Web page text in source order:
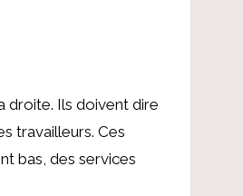
droite. Ils doivent dire
travailleurs. Ces
bas, des services